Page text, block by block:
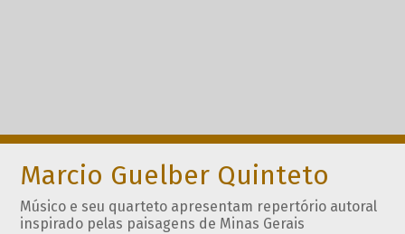
Marcio Guelber Quinteto
Músico e seu quarteto apresentam repertório autoral
inspirado pelas paisagens de Minas Gerais